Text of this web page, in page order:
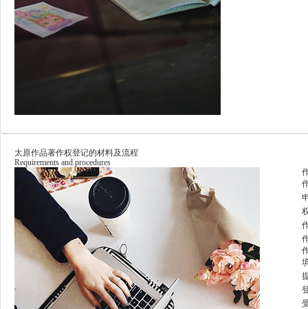
太原作品著作权登记的材料及流程
Requirements and procedures